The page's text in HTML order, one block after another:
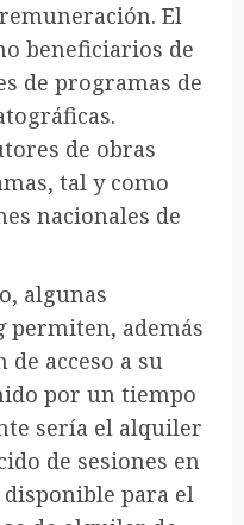
El
beneficiarios de
de programas de
de obras
tal y como
nacionales de
algunas
permiten, además
acceso a su
por un tiempo
sería el alquiler
de sesiones en
para el